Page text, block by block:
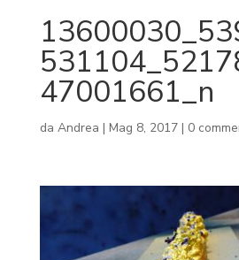
47001661_n
da Andrea | Mag 8, 2017| 0